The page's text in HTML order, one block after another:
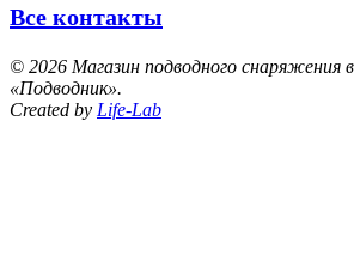
Все контакты
© 2026 Магазин подводного снаряжения
«Подводник».
Created by Life-Lab